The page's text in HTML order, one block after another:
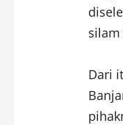
Dari